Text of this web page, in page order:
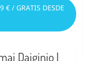
€ / GRATIS DESDE
Daiginjo |